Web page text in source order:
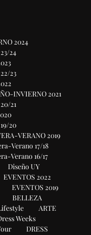
2024
24
23
INVIERNO 2021
21
20
VERANO 2019
Verano 17/18
Verano 16/17
Diseño UY
EVENTOS 2022
EVENTOS 2019
BELLEZA
ARTE
Weeks
DRESS